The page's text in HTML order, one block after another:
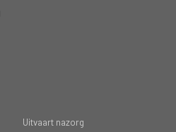
Uitvaart nazorg